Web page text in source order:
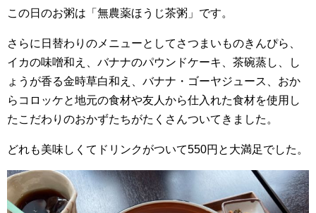
この日のお粥は「無農薬ほうじ茶粥」です。
さらに日替わりのメニューとしてさつまいものきんぴら、
イカの味噌和え、バナナのパウンドケーキ、茶碗蒸し、し
ょうが香る金時草白和え、バナナ・ゴーヤジュース、おか
らコロッケと地元の食材や友人から仕入れた食材を使用し
たこだわりのおかずたちがたくさんついてきました。
どれも美味しくてドリンクがついて550円と大満足でした。